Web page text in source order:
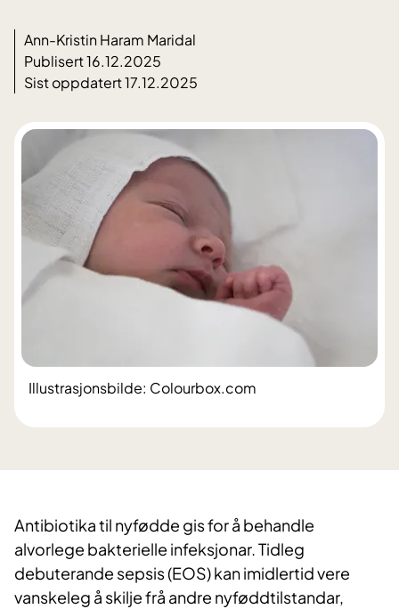
Ann-Kristin Haram Maridal
Publisert 16.12.2025
Sist oppdatert 17.12.2025
Illustrasjonsbilde: Colourbox.com
Antibiotika til nyfødde gis for å behandle
alvorlege bakterielle infeksjonar. Tidleg
debuterande sepsis (EOS) kan imidlertid vere
vanskeleg å skilje frå andre nyføddtilstandar,